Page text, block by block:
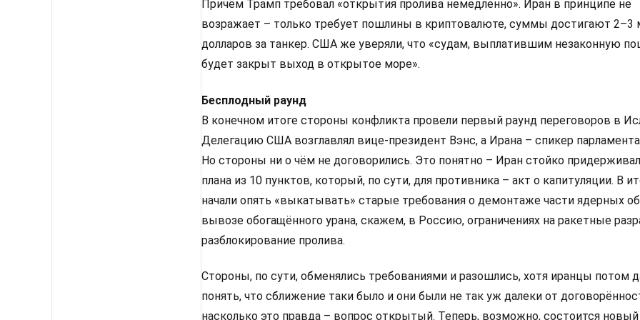
Причём Трамп требовал «открытия пролива немедленно». Иран в принципе не
возражает – только требует пошлины в криптовалюте, суммы достигают 2–3
долларов за танкер. США же уверяли, что «судам, выплатившим незаконную
будет закрыт выход в открытое море».
Бесплодный раунд
В конечном итоге стороны конфликта провели первый раунд переговоров в
Делегацию США возглавлял вице-президент Вэнс, а Ирана – спикер
Но стороны ни о чём не договорились. Это понятно – Иран стойко
плана из 10 пунктов, который, по сути, для противника – акт о капитуляции. В
начали опять «выкатывать» старые требования о демонтаже части ядерных
вывозе обогащённого урана, скажем, в Россию, ограничениях на ракетные
разблокирование пролива.
Стороны, по сути, обменялись требованиями и разошлись, хотя иранцы потом
понять, что сближение таки было и они были не так уж далеки от
насколько это правда – вопрос открытый. Теперь, возможно, состоится новый